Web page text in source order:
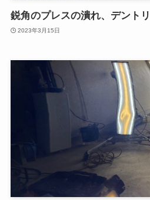
鋭角のプレスの潰れ、デント
2023年3月15日